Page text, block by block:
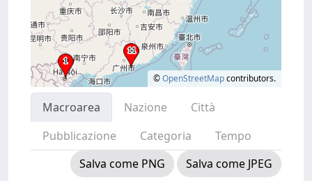
©OpenStreetMapcontributors.
Macroarea Nazione
Città
Pubblicazione
Categoria
Tempo
Salva come PNG
Salva come JPEG